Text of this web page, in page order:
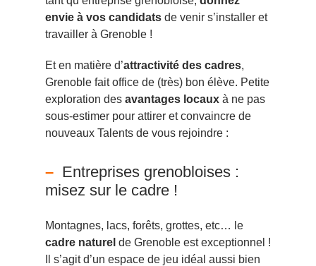
envie à vos candidats de venir s’installer et
travailler à Grenoble !
Et en matière d’attractivité des cadres,
Grenoble fait office de (très) bon élève. Petite
exploration des avantages locaux à ne pas
sous-estimer pour attirer et convaincre de
nouveaux Talents de vous rejoindre :
Entreprises grenobloises :
misez sur le cadre !
Montagnes, lacs, forêts, grottes, etc… le
cadre naturel de Grenoble est exceptionnel !
Il s’agit d’un espace de jeu idéal aussi bien